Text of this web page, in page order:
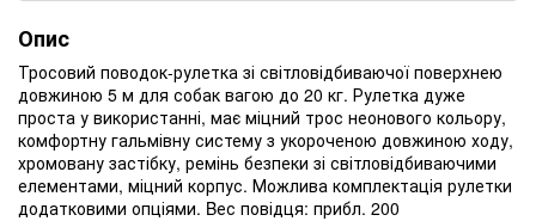
Опис
Тросовий поводок-рулетка зі світловідбиваючої поверхнею
довжиною 5 м для собак вагою до 20 кг. Рулетка дуже
проста у використанні, має міцний трос неонового кольору,
комфортну гальмівну систему з укороченою довжиною ходу,
хромовану застібку, ремінь безпеки зі світловідбиваючими
елементами, міцний корпус. Можлива комплектація рулетки
додатковими опціями. Bес повідця: прибл. 200